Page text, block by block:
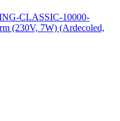
CLASSIC-10000-
(230V, 7W) (Ardecoled,